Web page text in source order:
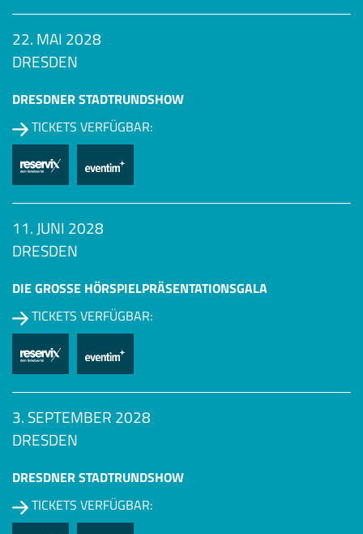
22. MAI 2028
DRESDEN
DRESDNER STADTRUNDSHOW
TICKETS VERFÜGBAR:
11. JUNI 2028
DRESDEN
DIE GROSSE HÖRSPIEL­PRÄSENTATIONSGALA
TICKETS VERFÜGBAR:
3. SEPTEMBER 2028
DRESDEN
DRESDNER STADTRUNDSHOW
TICKETS VERFÜGBAR: